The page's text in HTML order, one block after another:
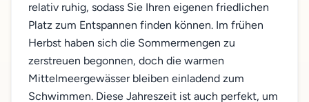
relativ ruhig, sodass Sie Ihren eigenen friedlichen
Platz zum Entspannen finden können. Im frühen
Herbst haben sich die Sommermengen zu
zerstreuen begonnen, doch die warmen
Mittelmeergewässer bleiben einladend zum
Schwimmen. Diese Jahreszeit ist auch perfekt, um